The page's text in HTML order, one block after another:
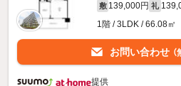
敷 139,000円 礼
1階 / 3LDK / 66.08㎡
お問い合わせ （
提供